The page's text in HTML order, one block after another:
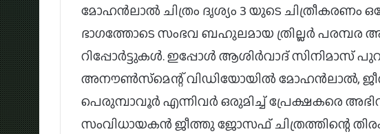
മോഹൻലാൽ ചിത്രം ദൃശ്യം 3 യുടെ ചിത്രീകരണം
ഭാഗത്തോടെ സംഭവ ബഹുലമായ ത്രില്ലർ പരമ്പര
റിപ്പോർട്ടുകൾ. ഇപ്പോൾ ആശിർവാദ് സിനിമാസ്
അനൗൺസ്‌മെന്റ് വിഡിയോയിൽ മോഹൻലാൽ,
പെരുമ്പാവൂർ എന്നിവർ ഒരുമിച്ച് പ്രേക്ഷകരെ
സംവിധായകൻ ജീത്തു ജോസഫ് ചിത്രത്തിന്റെ